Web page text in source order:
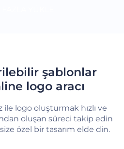
şablonlar
logo aracı
ile logo oluşturmak hızlı ve
oluşan süreci takip edin
özel bir tasarım elde din.